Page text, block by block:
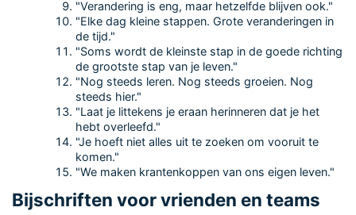
"Verandering is eng, maar hetzelfde blijven ook."
"Elke dag kleine stappen. Grote veranderingen in
de tijd."
"Soms wordt de kleinste stap in de goede richting
de grootste stap van je leven."
"Nog steeds leren. Nog steeds groeien. Nog
steeds hier."
"Laat je littekens je eraan herinneren dat je het
hebt overleefd."
"Je hoeft niet alles uit te zoeken om vooruit te
komen."
"We maken krantenkoppen van ons eigen leven."
Bijschriften voor vrienden en teams